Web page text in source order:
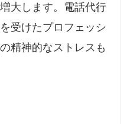
大します。電話代行
受けたプロフェッシ
精神的なストレスも